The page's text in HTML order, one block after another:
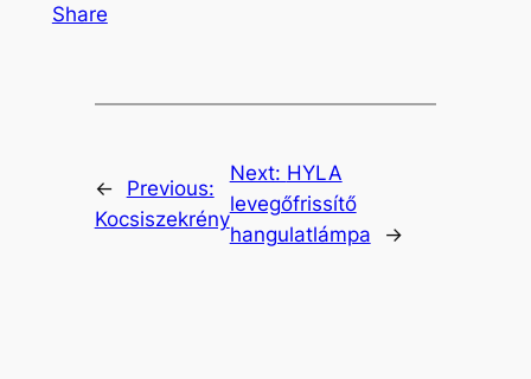
Share
←
Previous:
Kocsiszekrény
Next: HYLA
levegőfrissítő
hangulatlámpa
→